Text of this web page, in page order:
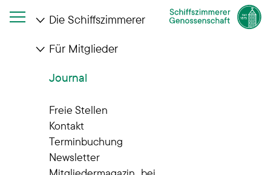
Die Schiffszimmerer
Für Mitglieder
Journal
Freie Stellen
Kontakt
Terminbuchung
Newsletter
Startseite
Journal Archiv
Alle News